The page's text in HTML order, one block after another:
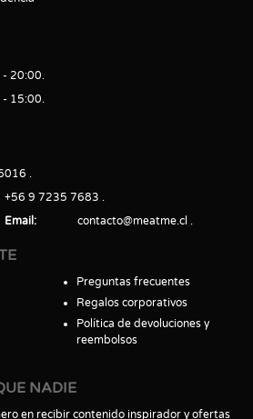
- 20:00
- 15:00
+56 9 7235 7683
Email
contacto@meatme.cl
Preguntas frecuentes
Regalos corporativos
Política de devoluciones y
reembolsos
NADIE
en recibir contenido inspirador y ofertas